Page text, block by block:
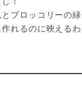
ブロッコリーの
れるのに映える